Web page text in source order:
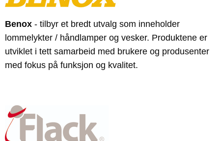
Benox - tilbyr et bredt utvalg som inneholder
lommelykter / håndlamper og vesker. Produktene er
utviklet i tett samarbeid med brukere og produsenter
med fokus på funksjon og kvalitet.